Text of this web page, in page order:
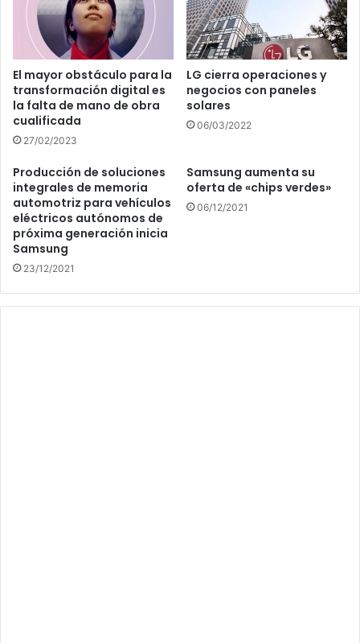
El mayor obstáculo para la
transformación digital es
la falta de mano de obra
cualificada
27/02/2023
LG cierra operaciones y
negocios con paneles
solares
06/03/2022
Producción de soluciones
integrales de memoria
automotriz para vehículos
eléctricos autónomos de
próxima generación inicia
Samsung
23/12/2021
Samsung aumenta su
oferta de «chips verdes»
06/12/2021